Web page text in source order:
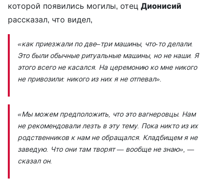
которой появились могилы, отец Дионисий
рассказал, что видел,
«как приезжали по две–три машины, что-то делали.
Это были обычные ритуальные машины, но не наши. Я
этого всего не касался. На церемонию ко мне никого
не привозили: никого из них я не отпевал».
«Мы можем предположить, что это вагнеровцы. Нам
не рекомендовали лезть в эту тему. Пока никто из их
родственников к нам не обращался. Кладбищем я не
заведую. Что они там творят — вообще не знаю», —
сказал он.